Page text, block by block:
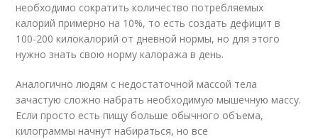
необходимо сократить количество потребляемых
калорий примерно на 10%, то есть создать дефицит в
100-200 килокалорий от дневной нормы, но для этого
нужно знать свою норму калоража в день.
Аналогично людям с недостаточной массой тела
зачастую сложно набрать необходимую мышечную массу.
Если просто есть пищу больше обычного объема,
килограммы начнут набираться, но все